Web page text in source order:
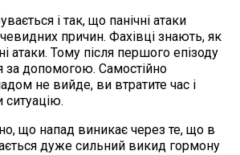
і так, що панічні атаки
причин. Фахівці знають, як
атаки. Тому після першого епізоду
за допомогою. Самостійно
не вийде, ви втратите час і
що напад виникає через те, що в
дуже сильний викид гормону